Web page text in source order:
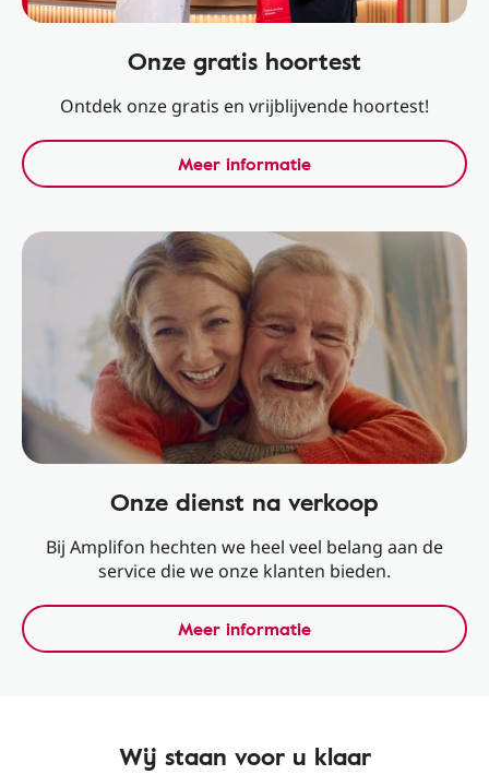
Onze gratis hoortest
Ontdek onze gratis en vrijblijvende hoortest!
Meer informatie
Onze dienst na verkoop
Bij Amplifon hechten we heel veel belang aan de
service die we onze klanten bieden.
Meer informatie
Wij staan voor u klaar